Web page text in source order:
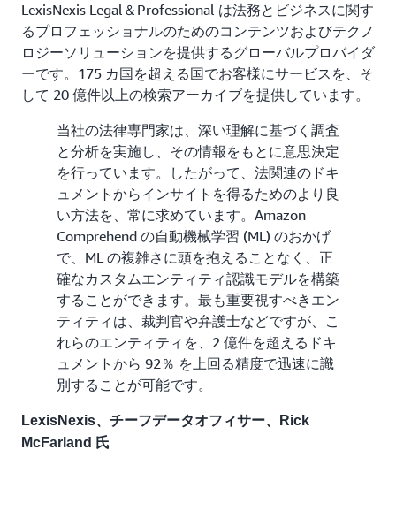
LexisNexis Legal＆Professional は法務とビジネスに関す
るプロフェッショナルのためのコンテンツおよびテクノ
ロジーソリューションを提供するグローバルプロバイダ
ーです。175 カ国を超える国でお客様にサービスを、そ
して 20 億件以上の検索アーカイブを提供しています。
当社の法律専門家は、深い理解に基づく調査
と分析を実施し、その情報をもとに意思決定
を行っています。したがって、法関連のドキ
ュメントからインサイトを得るためのより良
い方法を、常に求めています。Amazon
Comprehend の自動機械学習 (ML) のおかげ
で、ML の複雑さに頭を抱えることなく、正
確なカスタムエンティティ認識モデルを構築
することができます。最も重要視すべきエン
ティティは、裁判官や弁護士などですが、こ
れらのエンティティを、2 億件を超えるドキ
ュメントから 92％ を上回る精度で迅速に識
別することが可能です。
LexisNexis、チーフデータオフィサー、Rick
McFarland 氏